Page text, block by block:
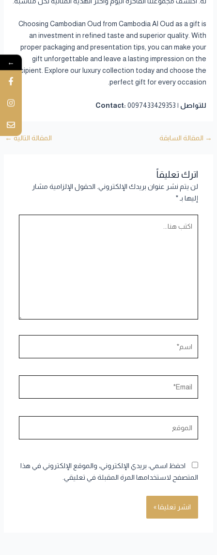
Choosing Cambodian Oud from Cambodia Al Oud as a gift is
an investment in refined taste and superior quality. With
proper packaging and presentation tips, you can make your
gift unforgettable and leave a lasting impression on the
recipient. Explore our luxury collection today and choose the
perfect gift for every occasion.
للتواصل | Contact: 0097433429353
→ المقالة السابقة المقالة التالية←
اترك تعليقاً
لن يتم نشر عنوان بريدك الإلكتروني. الحقول الإلزامية مشار
إليها بـ*
احفظ اسمي، بريدي الإلكتروني، والموقع الإلكتروني في هذا
المتصفح لاستخدامها المرة المقبلة في تعليقي.
←